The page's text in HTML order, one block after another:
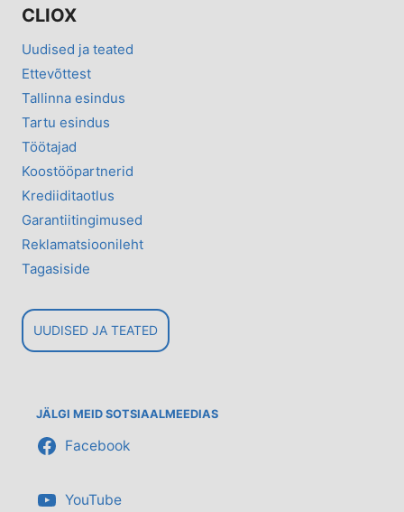
CLIOX
Uudised ja teated
Ettevõttest
Tallinna esindus
Tartu esindus
Töötajad
Koostööpartnerid
Krediiditaotlus
Garantiitingimused
Reklamatsioonileht
Tagasiside
UUDISED JA TEATED
JÄLGI MEID SOTSIAALMEEDIAS
Facebook
YouTube